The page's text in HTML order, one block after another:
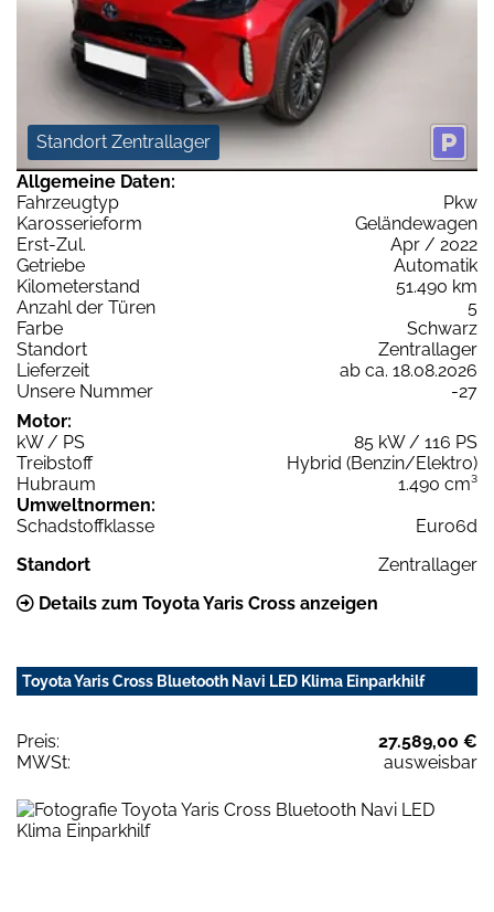
Standort Zentrallager
Allgemeine Daten:
Fahrzeugtyp
Pkw
Karosserieform
Geländewagen
Erst-Zul.
Apr / 2022
Getriebe
Automatik
Kilometerstand
51.490 km
Anzahl der Türen
5
Farbe
Schwarz
Standort
Zentrallager
Lieferzeit
ab ca. 18.08.2026
Unsere Nummer
-27
Motor:
kW / PS
85 kW / 116 PS
Treibstoff
Hybrid (Benzin/Elektro)
Hubraum
1.490 cm³
Umweltnormen:
Schadstoffklasse
Euro6d
Standort
Zentrallager
Details zum Toyota Yaris Cross anzeigen
Toyota Yaris Cross Bluetooth Navi LED Klima Einparkhilf
Preis:
27.589,00 €
MWSt:
ausweisbar